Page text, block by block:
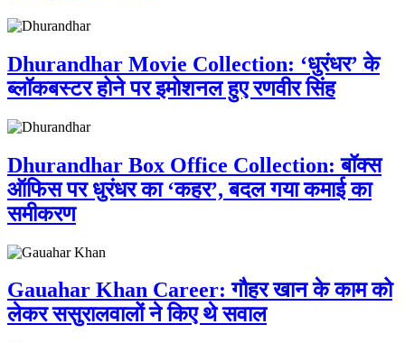
Dhurandhar Movie Collection: ‘धुरंधर’ के
ब्लॉकबस्टर होने पर इमोशनल हुए रणवीर सिंह
Dhurandhar Box Office Collection: बॉक्स
ऑफिस पर धुरंधर का ‘कहर’, बदल गया कमाई का
समीकरण
Gauahar Khan Career: गौहर खान के काम को
लेकर ससुरालवालों ने किए थे सवाल